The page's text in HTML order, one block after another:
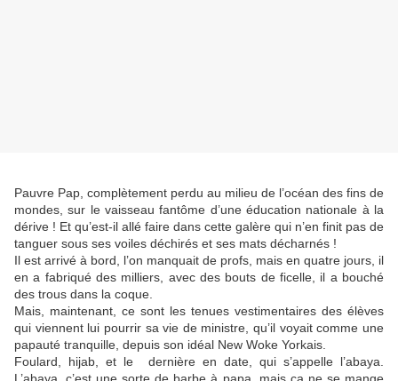
Pauvre Pap, complètement perdu au milieu de l’océan des fins de
mondes, sur le vaisseau fantôme d’une éducation nationale à la
dérive ! Et qu’est-il allé faire dans cette galère qui n’en finit pas de
tanguer sous ses voiles déchirés et ses mats décharnés !
Il est arrivé à bord, l’on manquait de profs, mais en quatre jours, il
en a fabriqué des milliers, avec des bouts de ficelle, il a bouché
des trous dans la coque.
Mais, maintenant, ce sont les tenues vestimentaires des élèves
qui viennent lui pourrir sa vie de ministre, qu’il voyait comme une
papauté tranquille, depuis son idéal New Woke Yorkais.
Foulard, hijab, et le dernière en date, qui s’appelle l’abaya.